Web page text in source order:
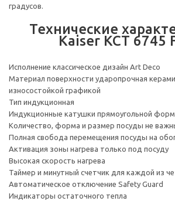
градусов.
Технические
Kaiser KCT 6745
Исполнение классическое дизайн Art Deco
Материал поверхности ударопрочная
износостойкой графикой
Тип индукционная
Индукционные катушки прямоугольной
Количество, форма и размер посуды не
Полная свобода перемещения посуды на
Активация зоны нагрева только под посуду
Высокая скорость нагрева
Таймер и минутный счетчик для каждой из
Автоматическое отключение Safety Guard
Индикаторы остаточного тепла